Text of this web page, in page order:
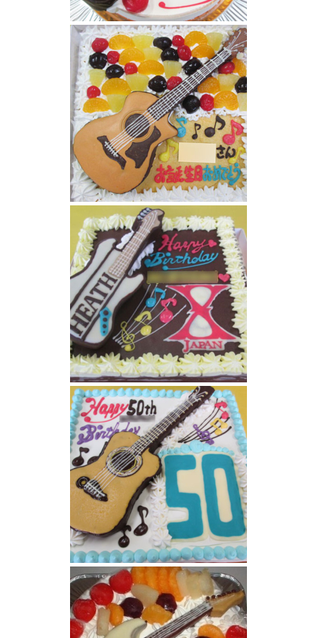
ベースギター立体ケーキ
ギター立体ケーキ
ギターとロゴのケーキ
ギターケーキ